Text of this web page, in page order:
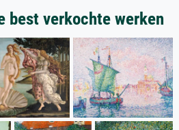
best verkochte werken